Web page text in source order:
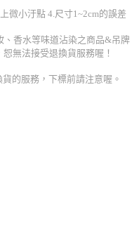
微小汙點 4.尺寸1~2cm的誤差
、香水等味道沾染之商品&吊牌
無法接受退換貨服務喔！
的服務，下標前請注意喔。